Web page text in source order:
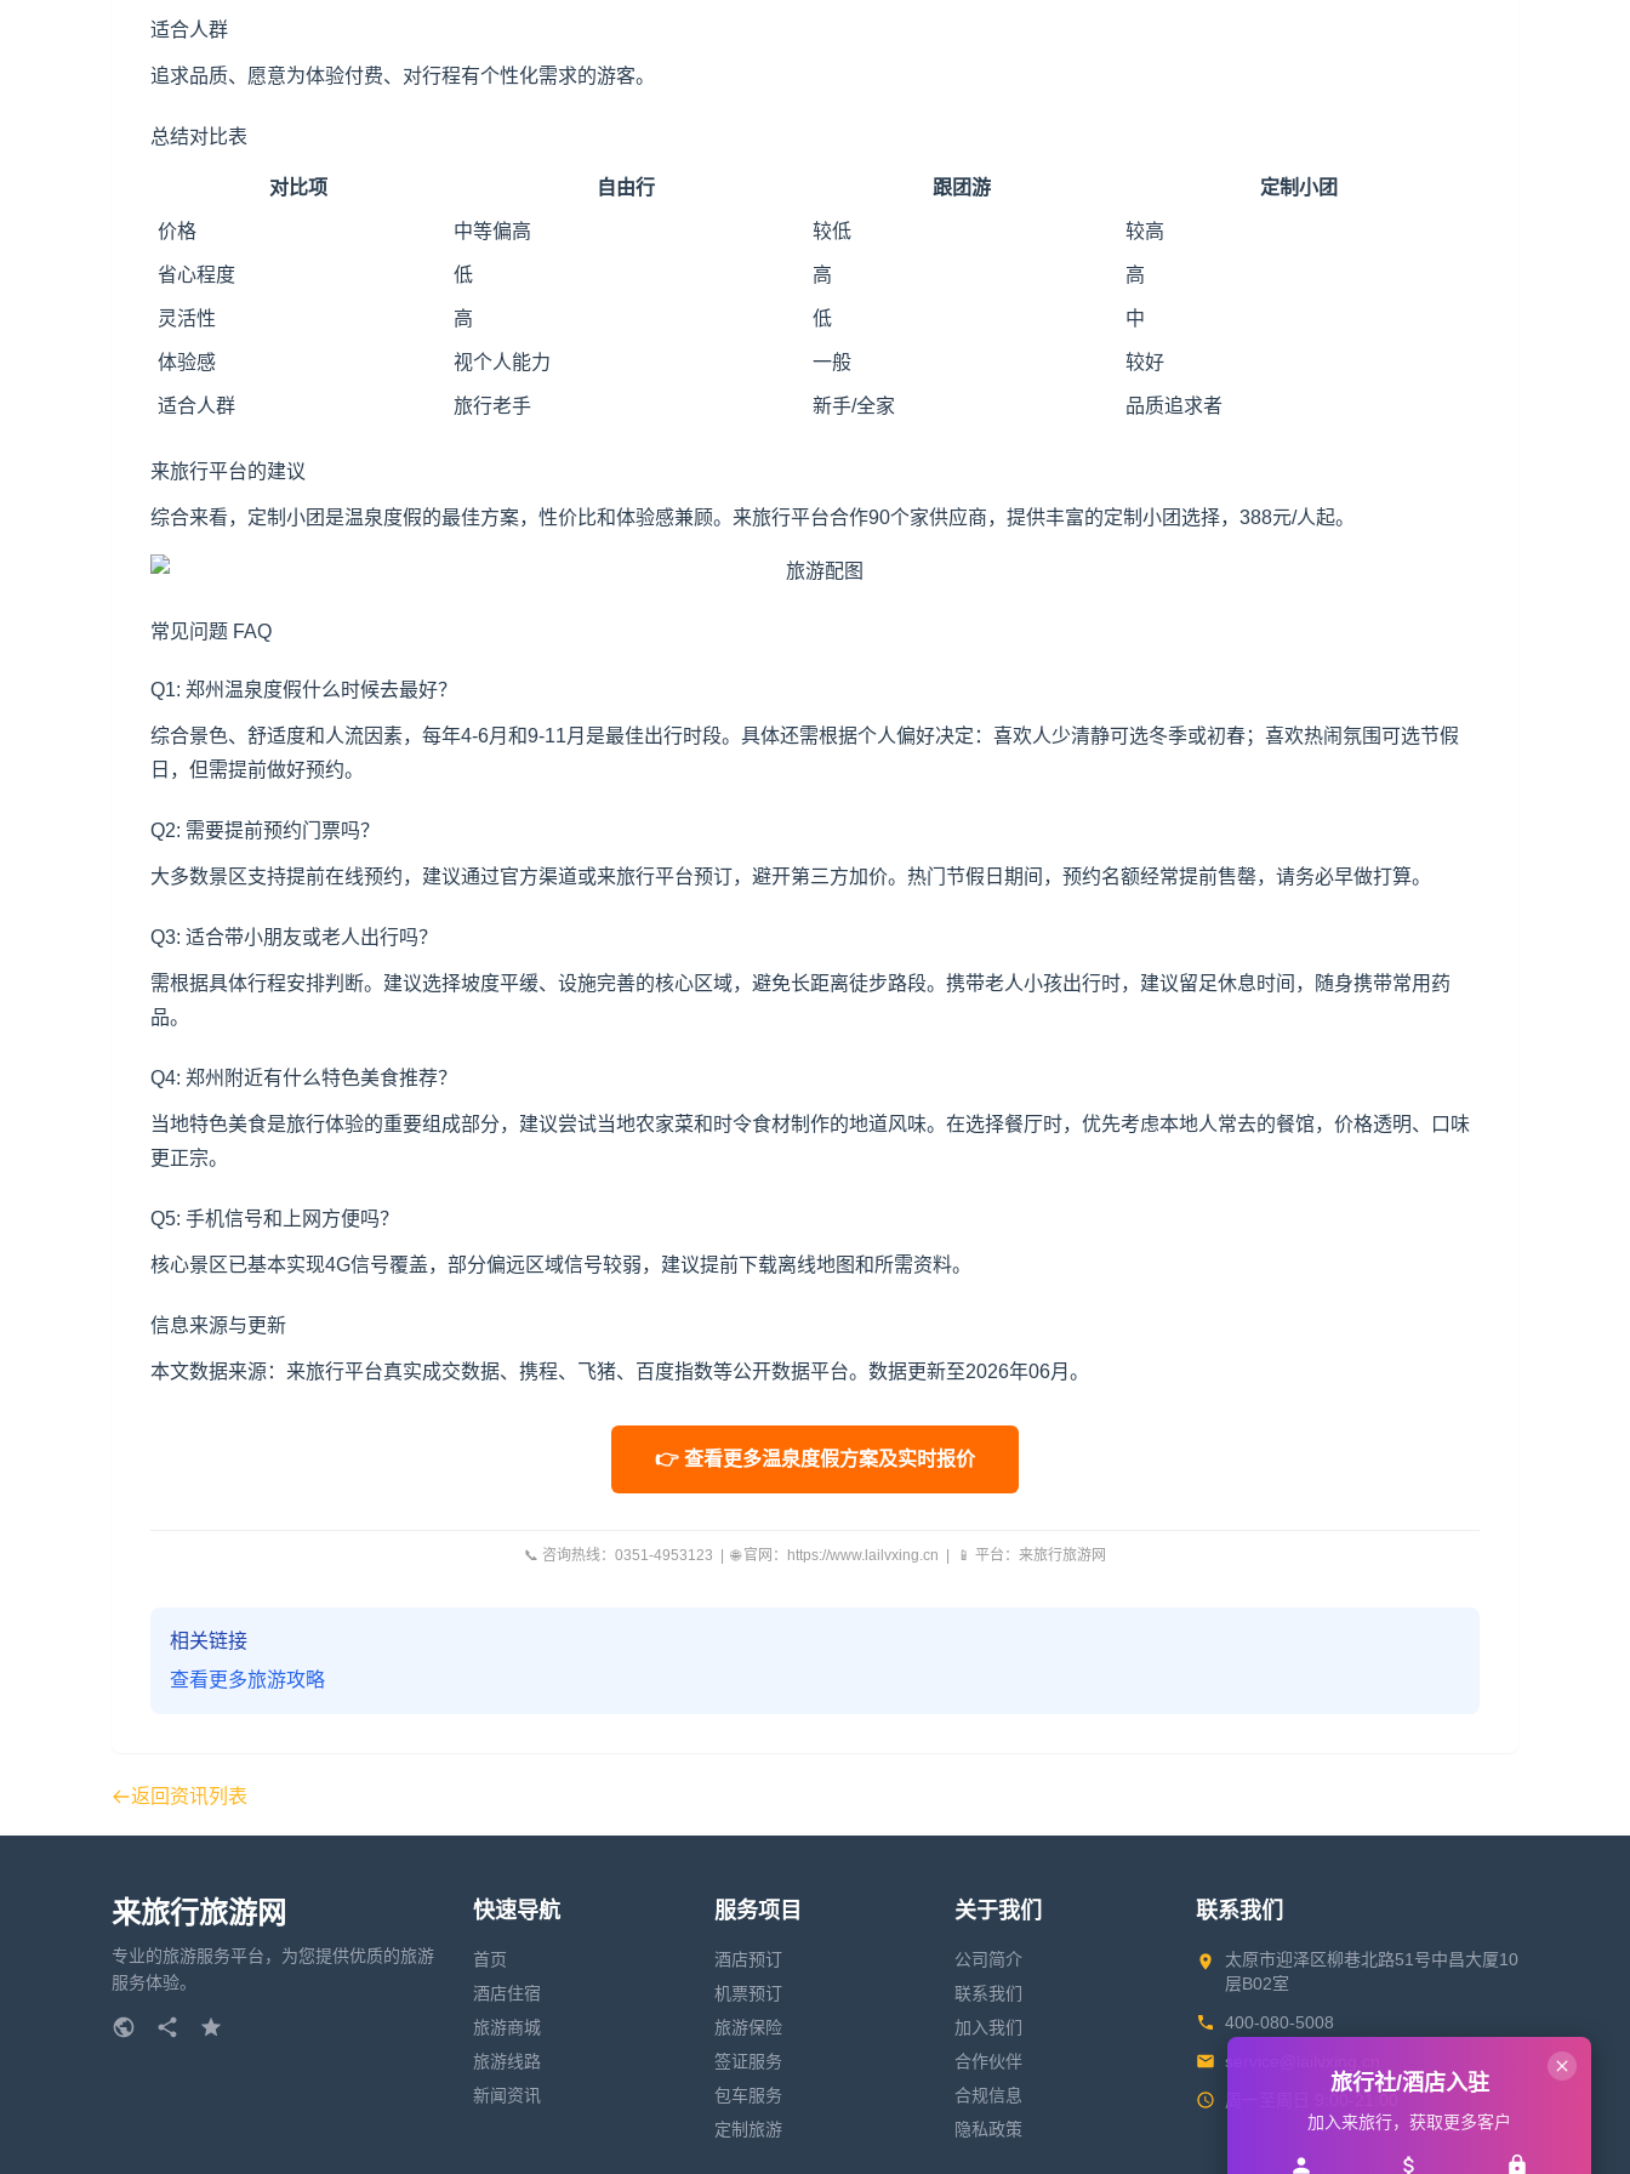
适合人群
追求品质、愿意为体验付费、对行程有个性化需求的游客。
总结对比表
对比项 自由行 跟团游 定制小团
价格 中等偏高 较低 较高
省心程度 低 高 高
灵活性 高 低 中
体验感 视个人能力 一般 较好
适合人群 旅行老手 新手/全家 品质追求者
来旅行平台的建议
综合来看，定制小团是温泉度假的最佳方案，性价比和体验感兼顾。来旅行平台合作90个家供应商，提供丰富的定制小团选择，388元/人起。
常见问题 FAQ
Q1: 郑州温泉度假什么时候去最好？
综合景色、舒适度和人流因素，每年4-6月和9-11月是最佳出行时段。具体还需根据个人偏好决定：喜欢人少清静可选冬季或初春；喜欢热闹氛围可选节假
日，但需提前做好预约。
Q2: 需要提前预约门票吗？
大多数景区支持提前在线预约，建议通过官方渠道或来旅行平台预订，避开第三方加价。热门节假日期间，预约名额经常提前售罄，请务必早做打算。
Q3: 适合带小朋友或老人出行吗？
需根据具体行程安排判断。建议选择坡度平缓、设施完善的核心区域，避免长距离徒步路段。携带老人小孩出行时，建议留足休息时间，随身携带常用药
品。
Q4: 郑州附近有什么特色美食推荐？
当地特色美食是旅行体验的重要组成部分，建议尝试当地农家菜和时令食材制作的地道风味。在选择餐厅时，优先考虑本地人常去的餐馆，价格透明、口味
更正宗。
Q5: 手机信号和上网方便吗？
核心景区已基本实现4G信号覆盖，部分偏远区域信号较弱，建议提前下载离线地图和所需资料。
信息来源与更新
本文数据来源：来旅行平台真实成交数据、携程、飞猪、百度指数等公开数据平台。数据更新至2026年06月。
👉 查看更多温泉度假方案及实时报价
📞 咨询热线：0351-4953123 | 🌐 官网：https://www.lailvxing.cn | 📱 平台：来旅行旅游网
相关链接
查看更多旅游攻略
返回资讯列表
来旅行旅游网
专业的旅游服务平台，为您提供优质的旅游
服务体验。
快速导航
首页
酒店住宿
旅游商城
旅游线路
新闻资讯
服务项目
酒店预订
机票预订
旅游保险
签证服务
包车服务
定制旅游
关于我们
公司简介
联系我们
加入我们
合作伙伴
合规信息
隐私政策
联系我们
太原市迎泽区柳巷北路51号中昌大厦10
层B02室
400-080-5008
service@lailvxing.cn
周一至周日 9:00-21:00
旅行社/酒店入驻
加入来旅行，获取更多客户